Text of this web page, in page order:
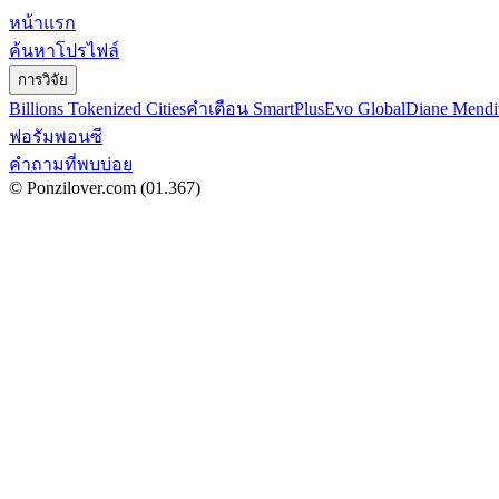
หน้าแรก
ค้นหาโปรไฟล์
การวิจัย
Billions Tokenized Citiesคำเตือน SmartPlusEvo GlobalDiane
ฟอรัมพอนซี
คำถามที่พบบ่อย
© Ponzilover.com (01.367)